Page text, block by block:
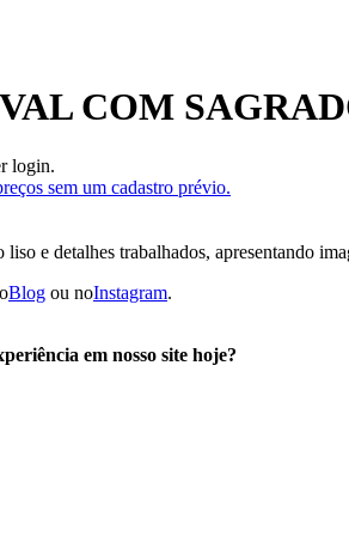
COM
login.
sem um cadastro prévio.
e detalhes trabalhados, apresentando
Blog ou noInstagram.
em nosso site hoje?